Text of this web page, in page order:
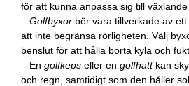
för att kunna anpassa sig till
– Golfbyxor bör vara tillverkade av
att inte begränsa rörligheten. Välj
benslut för att hålla borta kyla och fukt.
– En golfkeps eller en golfhattkan
och regn, samtidigt som den håller